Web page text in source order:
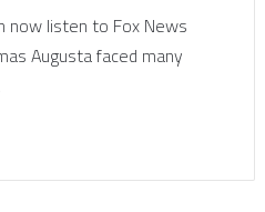
now listen to Fox News
Augusta faced many